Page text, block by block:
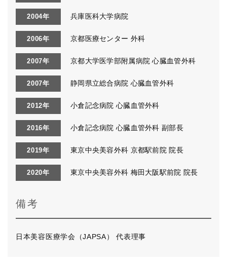
2004年 兵庫医科大学病院
2006年 京都医療センター 外科
2007年 京都大学医学部附属病院 心臓血管外科
2007年 静岡県立総合病院 心臓血管外科
2012年 小倉記念病院 心臓血管外科
2016年 小倉記念病院 心臓血管外科 副部長
2019年 東京中央美容外科 京都駅前院 院長
2020年 東京中央美容外科 梅田大阪駅前院 院長
備考
日本美容医療学会（JAPSA） 代表理事